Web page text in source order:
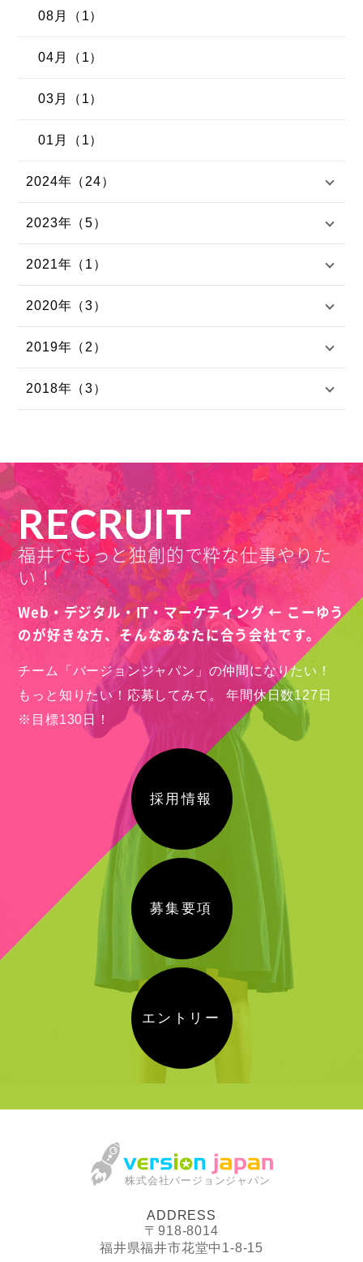
08月（1）
04月（1）
03月（1）
01月（1）
2024年（24）
2023年（5）
2021年（1）
2020年（3）
2019年（2）
2018年（3）
RECRUIT
福井でもっと独創的で粋な仕事やりた
い！
Web・デジタル・IT・マーケティング ← こーゆう
のが好きな方、そんなあなたに合う会社です。
チーム「バージョンジャパン」の仲間になりたい！
もっと知りたい！応募してみて。
年間休日数127日
※目標130日！
採用情報
募集要項
エントリー
株式会社バージョンジャパン
ADDRESS
〒918-8014
福井県福井市花堂中1-8-15